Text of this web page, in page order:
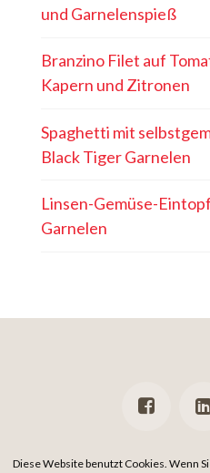
und Garnelenspieß
Branzino Filet auf
Kapern und Zitronen
Spaghetti mit
Black Tiger Garnelen
Linsen-Gemüse-
Garnelen
PRESSE NEWSLETTER
Diese Website benutzt Cookies. Wenn